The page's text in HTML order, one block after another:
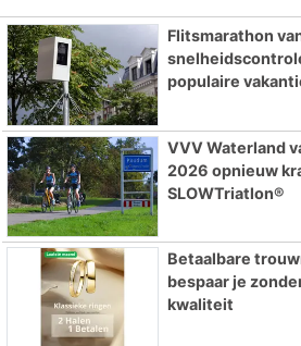
Flitsmarathon
populaire
VVV Waterland
2026 opnieuw
SLOWTriatlon®
Betaalbare
bespaar je
kwaliteit